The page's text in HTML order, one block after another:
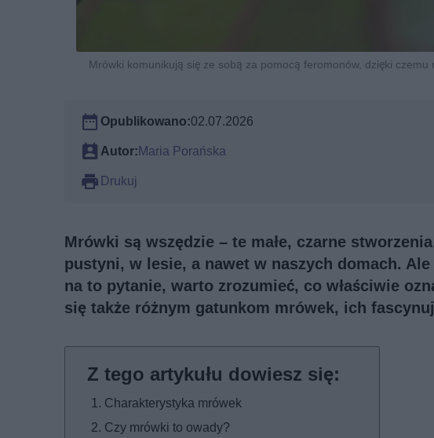
Mrówki komunikują się ze sobą za pomocą feromonów, dzięki
Opublikowano:02.07.2026
Autor:Maria Porańska
Drukuj
Mrówki są wszędzie – te małe, czarne
pustyni, w lesie, a nawet w naszych domach.
na to pytanie, warto zrozumieć, co właściwie
się także różnym gatunkom mrówek, ich
Charakterystyka mrówek
Czy mrówki to owady?